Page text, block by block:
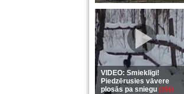
VIDEO: Smieklīgi!
Piedzērusies vāvere
plosās pa sniegu (255)